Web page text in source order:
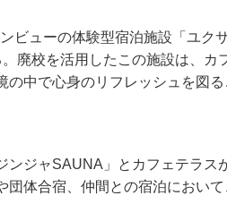
ューの体験型宿泊施設「ユク
廃校を活用したこの施設は、カ
中で心身のリフレッシュを図る
ジャSAUNA」とカフェテラス
体合宿、仲間との宿泊におい